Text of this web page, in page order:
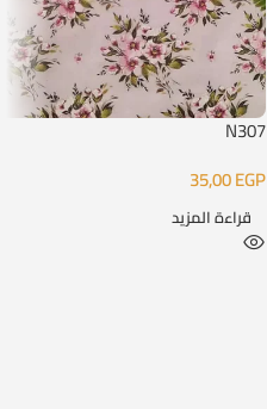
N307
35,00EGP
قراءة المزيد